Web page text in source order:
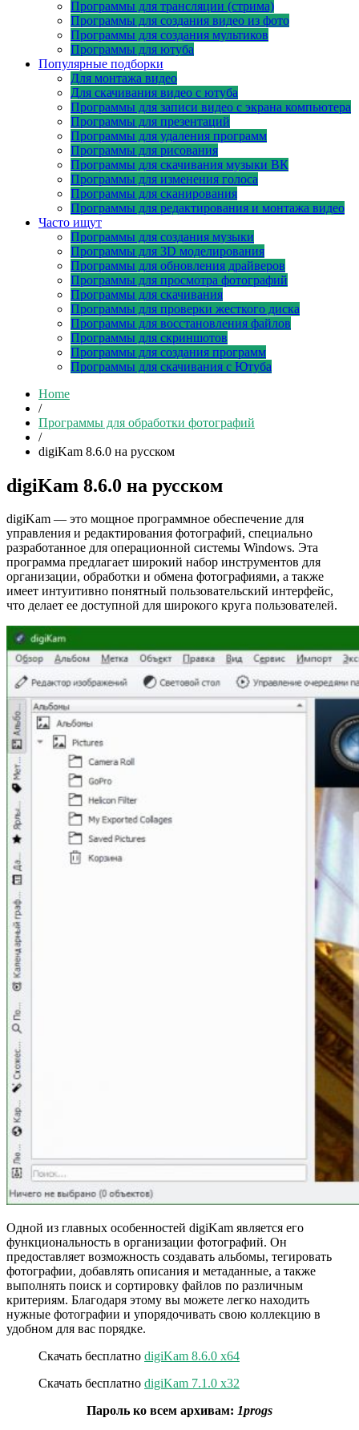
Программы для трансляции (стрима)
Программы для создания видео из фото
Программы для создания мультиков
Программы для ютуба
Популярные подборки
Для монтажа видео
Для скачивания видео с ютуба
Программы для записи видео с экрана компьютера
Программы для презентаций
Программы для удаления программ
Программы для рисования
Программы для скачивания музыки ВК
Программы для изменения голоса
Программы для сканирования
Программы для редактирования и монтажа видео
Часто ищут
Программы для создания музыки
Программы для 3D моделирования
Программы для обновления драйверов
Программы для просмотра фотографий
Программы для скачивания
Программы для проверки жесткого диска
Программы для восстановления файлов
Программы для скриншотов
Программы для создания программ
Программы для скачивания с Ютуба
Home
/
Программы для обработки фотографий
/
digiKam 8.6.0 на русском
digiKam 8.6.0 на русском
digiKam — это мощное программное обеспечение для
управления и редактирования фотографий, специально
разработанное для операционной системы Windows. Эта
программа предлагает широкий набор инструментов для
организации, обработки и обмена фотографиями, а также
имеет интуитивно понятный пользовательский интерфейс,
что делает ее доступной для широкого круга пользователей.
Одной из главных особенностей digiKam является его
функциональность в организации фотографий. Он
предоставляет возможность создавать альбомы, тегировать
фотографии, добавлять описания и метаданные, а также
выполнять поиск и сортировку файлов по различным
критериям. Благодаря этому вы можете легко находить
нужные фотографии и упорядочивать свою коллекцию в
удобном для вас порядке.
Скачать бесплатно digiKam 8.6.0 x64
Скачать бесплатно digiKam 7.1.0 x32
Пароль ко всем архивам: 1progs